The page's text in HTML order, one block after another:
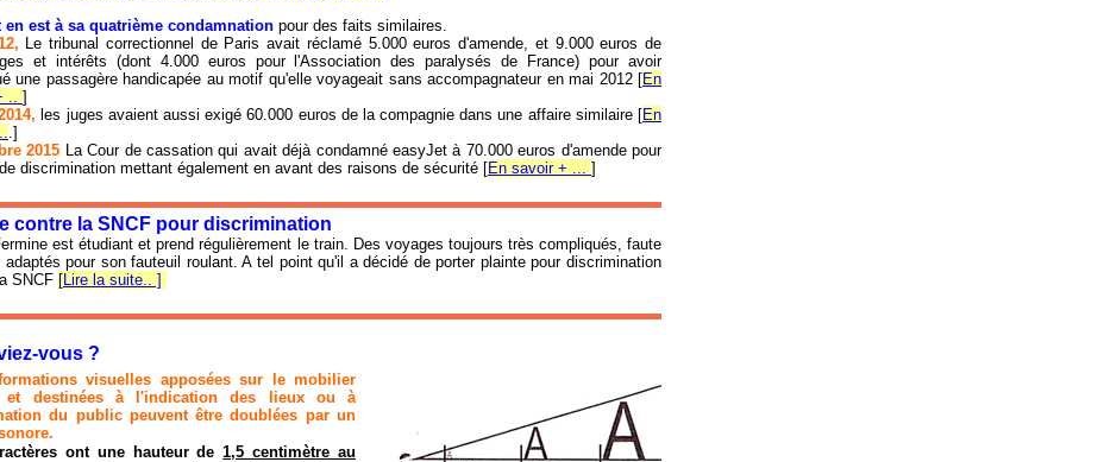
en est à sa quatrième condamnation pour des faits similaires.
, Le tribunal correctionnel de Paris avait réclamé 5.000 euros d'amende, et 9.000 euros de
et intérêts (dont 4.000 euros pour l'Association des paralysés de France) pour avoir
une passagère handicapée au motif qu'elle voyageait sans accompagnateur en mai 2012 [En
.. ]
les juges avaient aussi exigé 60.000 euros de la compagnie dans une affaire similaire [En
.]
2015 La Cour de cassation qui avait déjà condamné easyJet à 70.000 euros d'amende pour
discrimination mettant également en avant des raisons de sécurité [En savoir + ... ]
contre la SNCF pour discrimination
est étudiant et prend régulièrement le train. Des voyages toujours très compliqués, faute
adaptés pour son fauteuil roulant. A tel point qu'il a décidé de porter plainte pour discrimination
SNCF [Lire la suite.. ]
vous ?
visuelles apposées sur le mobilier
et destinées à l'indication des lieux ou à
du public peuvent être doublées par un
ont une hauteur de1,5 centimètre au